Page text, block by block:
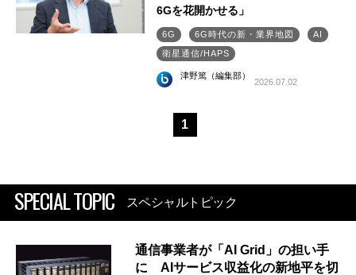
6Gを花開かせる」
6G 6G時代の新・業界地図
AI
衛星通信/HAPS
津野篤（編集部）
2026.07.02
1
SPECIAL TOPIC スペシャルトピック
通信事業者が「AI Grid」の担い手
に AIサービス収益化の新地平を切